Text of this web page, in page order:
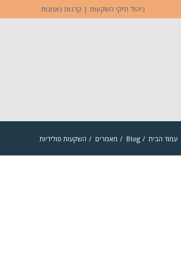
ניהול תיקי השקעות | קרנות נאמנות
עמוד הבית /
Blog
/ מאמרים / השקעות סולידיות